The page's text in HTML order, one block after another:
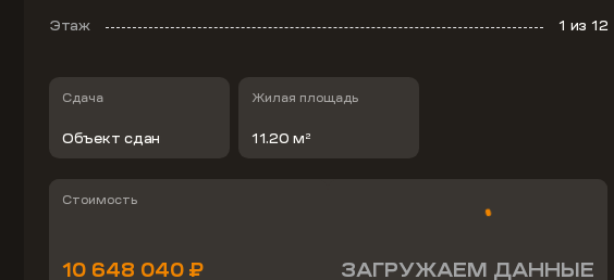
Этаж 1 из 12
Сдача
Объект сдан
Жилая площадь
11.20 м 2
Стоимость
10 648 040 ₽ ЗАГРУЖАЕМ ДАННЫЕ